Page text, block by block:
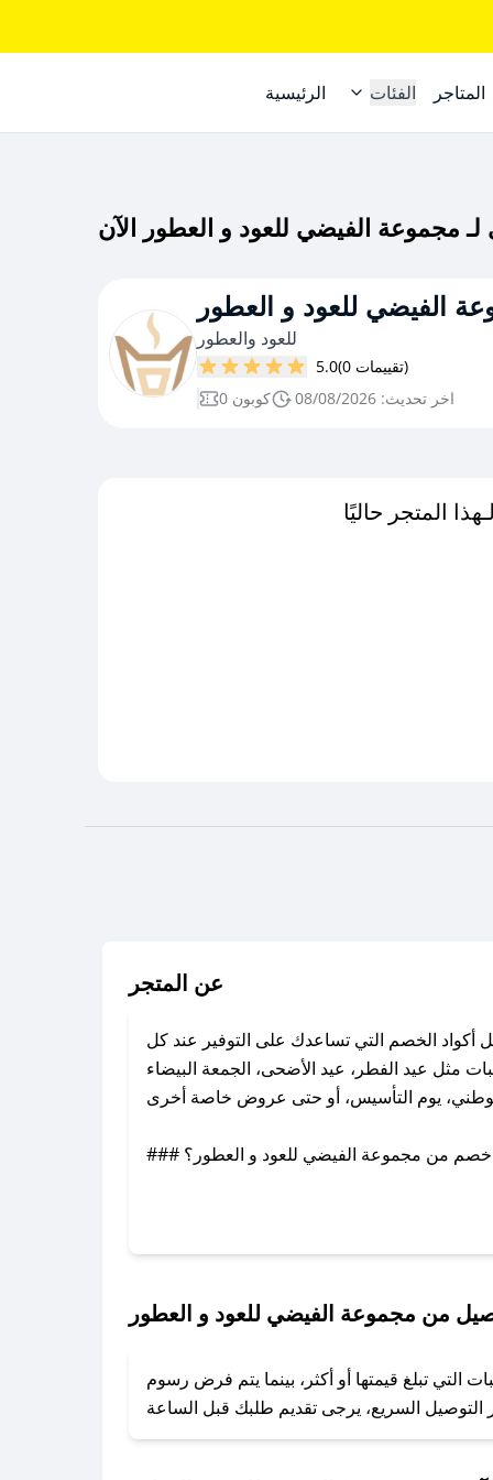
الرئيسية الفئات المتاجر
الفيضي للعود و العطور
للعود والعطور
5.0
(0 تقييمات)
0 كوبون
اخر تحديث: 08/08/2026
عن المتجر
الخصم التي تساعدك على التوفير عند كل
عيد الفطر، عيد الأضحى، الجمعة البيضاء
يوم التأسيس، أو حتى عروض خاصة أخرى.
### كيف تحصل على كود خصم من مجموعة الفيضي للعود و العطور؟
تواصل معنا عبر تويتر أو البريد الإلكتروني
2. الصقه في خانة الدفع عند التسوق من مجموعة الفيضي للعود و العطور.
### ماذا أفعل إذا لم يعمل كود الخصم؟
وسنقوم بحل المشكلة في أسرع وقت ممكن.
من مجموعة الفيضي للعود و العطور
تبلغ قيمتها أو أكثر، بينما يتم فرض رسوم